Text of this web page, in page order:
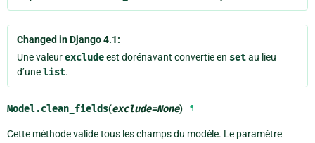
Changed in Django 4.1:
Une valeurexcludeest dorénavant convertie en setau lieu
d’unelist.
Model.clean_fields(exclude=None) ¶
Cette méthode valide tous les champs du modèle. Le paramètre